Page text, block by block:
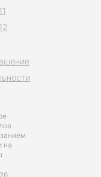
на